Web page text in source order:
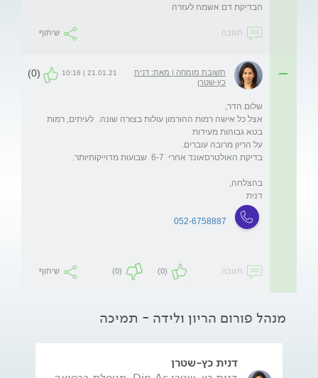
הבדיקת דם אשמח לעזרה
תגובה שיתוף
תשובת מומחה | מאת: דנית
כץ-שטרן
21.01.21 | 10:16
(0)
אצל כל אישה רמות ההורמון עולות בצורה שונה.  לעיתים, רמות
דנית
052-6758887
תגובה (0)
(0) שיתוף
מנהל פורום הריון ולידה - תמיכה
דנית כץ-שטרן